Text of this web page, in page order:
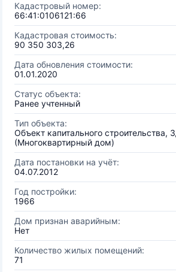
Кадастровый номер:
66:41:0106121:66
Кадастровая стоимость:
90 350 303,26
Дата обновления стоимости:
01.01.2020
Статус объекта:
Ранее учтенный
Тип объекта:
Объект капитального строительства,
(Многоквартирный дом)
Дата постановки на учёт:
04.07.2012
Год постройки:
1966
Дом признан аварийным:
Нет
Количество жилых помещений:
71